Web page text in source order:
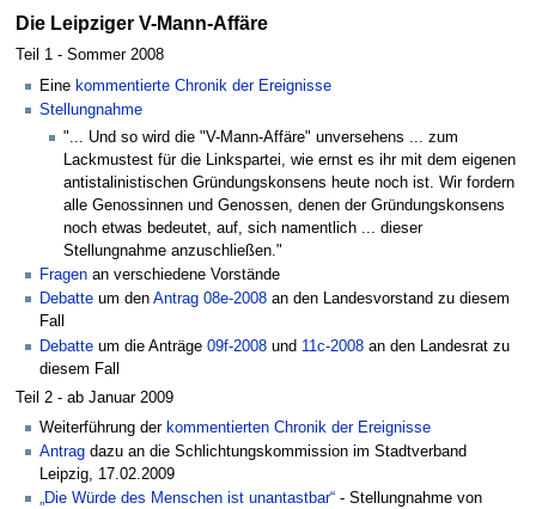
Die Leipziger V-Mann-Affäre
Teil 1 - Sommer 2008
Eine kommentierte Chronik der Ereignisse
Stellungnahme
"... Und so wird die "V-Mann-Affäre" unversehens ... zum
Lackmustest für die Linkspartei, wie ernst es ihr mit dem eigenen
antistalinistischen Gründungskonsens heute noch ist. Wir fordern
alle Genossinnen und Genossen, denen der Gründungskonsens
noch etwas bedeutet, auf, sich namentlich ... dieser
Stellungnahme anzuschließen."
Fragen an verschiedene Vorstände
Debatte um den Antrag 08e-2008 an den Landesvorstand zu diesem
Fall
Debatte um die Anträge 09f-2008 und 11c-2008 an den Landesrat zu
diesem Fall
Teil 2 - ab Januar 2009
Weiterführung der kommentierten Chronik der Ereignisse
Antrag dazu an die Schlichtungskommission im Stadtverband
Leipzig, 17.02.2009
„Die Würde des Menschen ist unantastbar“ - Stellungnahme von